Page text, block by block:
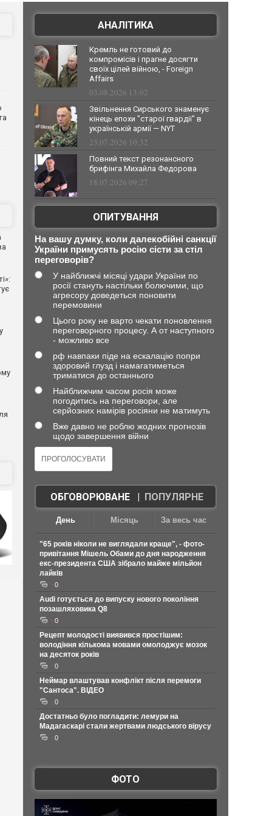
АНАЛІТИКА
Кремль не готовий до
компромісів і прагне досягти
своїх цілей війною, - Foreign
Affairs
03.08.2026 13:02
Звільнення Сирського знаменує
кінець епохи "старої гвардії" в
українській армії — NYT
23.07.2026 10:32
Повний текст резонансного
брифінга Михайла Федорова
18.07.2026 09:27
ОПИТУВАННЯ
На вашу думку, коли далекобійні санкції
України примусять росію сісти за стіл
переговорів?
У найближчі місяці удари України по
росії стануть настільки болючими, що
агресору доведеться поновити
перемовини
Цього року не варто чекати поновлення
переговорного процесу. А от наступного
- можливо все
рф навпаки піде на ескалацію попри
здоровий глузд і намагатиметься
триматися до останнього
Найближчим часом росія може
погодитись на переговори, але
серйозних намірів росіяни не матимуть
Вже давно не роблю жодних прогнозів
щодо завершення війни
ОБГОВОРЮВАНЕ| ПОПУЛЯРНЕ
День Місяць За весь час
"65 років ніколи не виглядали краще", - фото-
привітання Мішель Обами до дня народження
екс-президента США зібрало майже мільйон
лайків
0
Audi готується до випуску нового покоління
позашляховика Q8
0
Рецепт молодості виявився простішим:
володіння кількома мовами омолоджує мозок
на десяток років
0
Неймар влаштував конфлікт після перемоги
"Сантоса". ВІДЕО
0
Достатньо було погладити: лемури на
Мадагаскарі стали жертвами людського вірусу
0
ФОТО